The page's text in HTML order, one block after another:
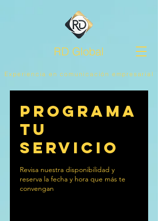
RD Global
Experiencia en comunicación empresarial
Programa
tu
servicio
Revisa nuestra disponibilidad y
reserva la fecha y hora que más te
convengan